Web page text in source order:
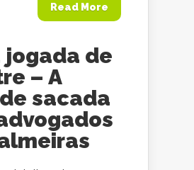
Read More
jogada de
– A
sacada